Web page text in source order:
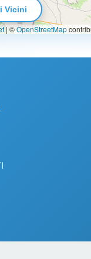
| ©OpenStreetMap
Vicini